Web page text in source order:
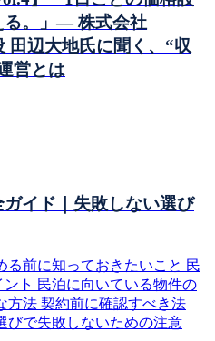
る。」— 株式会社
田辺大地氏に聞く、“収
営とは
イド｜失敗しない選び
る前に知っておきたいこと 民
ト 民泊に向いている物件の
方法 契約前に確認すべき法
びで失敗しないための注意